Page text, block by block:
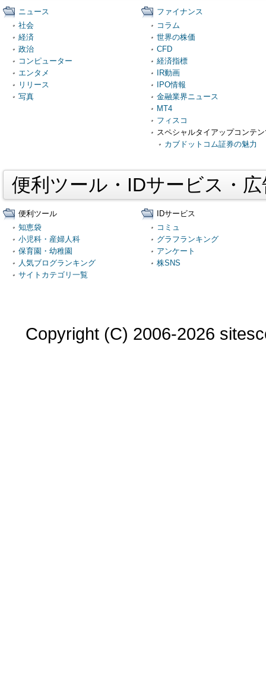
ニュース
社会
経済
政治
コンピューター
エンタメ
リリース
写真
ファイナンス
コラム
世界の株価
CFD
経済指標
IR動画
IPO情報
金融業界ニュース
MT4
フィスコ
スペシャルタイアップコンテ
カブドットコム証券の魅力
便利ツール・IDサービス・
便利ツール
知恵袋
小児科・産婦人科
保育園・幼稚園
人気ブログランキング
サイトカテゴリ一覧
IDサービス
コミュ
グラフランキング
アンケート
株SNS
Copyright (C) 2006-2026